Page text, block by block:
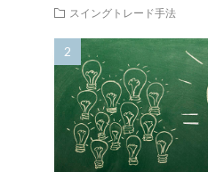
スイングトレード手法